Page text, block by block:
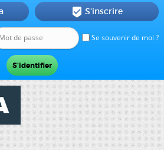
Se souvenir de moi ?
 S'inscrire